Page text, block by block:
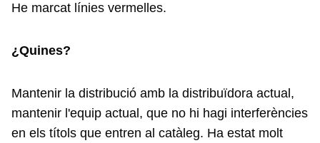
He marcat línies vermelles.
¿Quines?
Mantenir la distribució amb la distribuïdora actual,
mantenir l'equip actual, que no hi hagi interferències
en els títols que entren al catàleg. Ha estat molt